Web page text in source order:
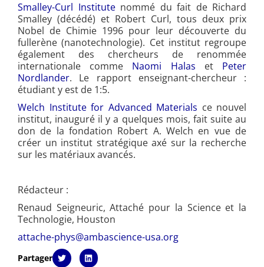
Smalley-Curl Institutenommé du fait de Richard
Smalley (décédé) et Robert Curl, tous deux prix
Nobel de Chimie 1996 pour leur découverte du
fullerène (nanotechnologie). Cet institut regroupe
également des chercheurs de renommée
internationale comme Naomi Halas et Peter
Nordlander. Le rapport enseignant-chercheur :
étudiant y est de 1:5.
Welch Institute for Advanced Materials ce nouvel
institut, inauguré il y a quelques mois, fait suite au
don de la fondation Robert A. Welch en vue de
créer un institut stratégique axé sur la recherche
sur les matériaux avancés.
Rédacteur :
Renaud Seigneuric, Attaché pour la Science et la
Technologie, Houston
attache-phys@ambascience-usa.org
Partager